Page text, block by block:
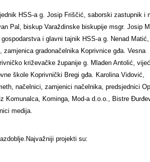
HSS-a g. Josip Friščić, saborski zastupnik i
Pal, biskup Varaždinske biskupije msgr. Josip
i glavni tajnik HSS-a g. Nenad
gradonačelnika Koprivnice gđa. Vesna
križevačke županije g. Mladen Antolić,
škole Koprivnički Bregi gđa. Karolina Vidović,
načelnici, zamjenici načelnika, predsjednici
Kominga, Mod-a d.o.o., Bistre
medija.
Najvažniji projekti su: